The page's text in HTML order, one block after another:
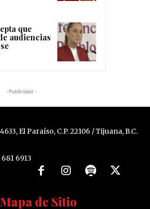
que
audiencias
-Publicidad -
El Paraíso, C.P. 22106 / Tijuana, B.C.
6913
Mapa de Sitio